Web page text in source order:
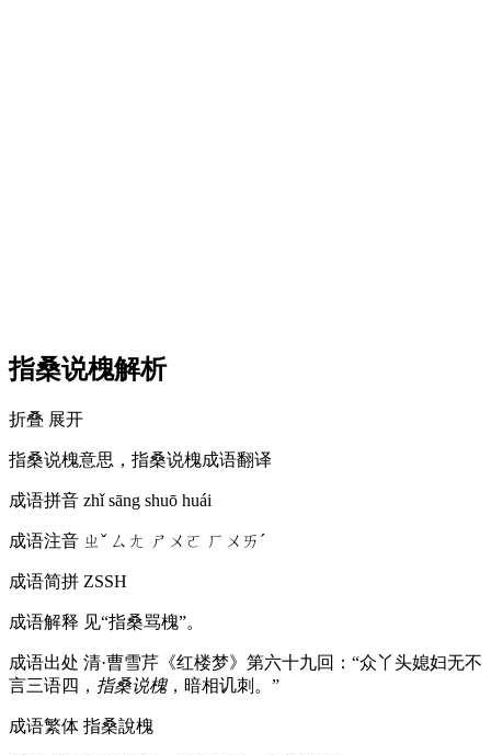
指桑说槐解析
折叠 展开
指桑说槐意思，指桑说槐成语翻译
成语拼音 zhǐ sāng shuō huái
成语注音 ㄓˇ ㄙㄤ ㄕㄨㄛ ㄏㄨㄞˊ
成语简拼 ZSSH
成语解释 见“指桑骂槐”。
成语出处 清·曹雪芹《红楼梦》第六十九回：“众丫头媳妇无不
言三语四， 指桑说槐，暗相讥刺。”
成语繁体 指桑說槐